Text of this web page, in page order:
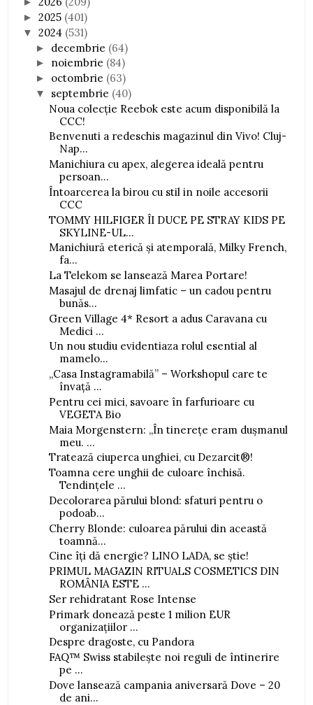
►2025 (401)
▼2024 (531)
► decembrie (64)
► noiembrie (84)
► octombrie (63)
▼ septembrie (40)
Noua colecție Reebok este acum disponibilă la
CCC!
Benvenuti a redeschis magazinul din Vivo! Cluj-
Nap...
Manichiura cu apex, alegerea ideală pentru
persoan...
Întoarcerea la birou cu stil in noile accesorii
CCC
TOMMY HILFIGER ÎI DUCE PE STRAY KIDS PE
SKYLINE-UL...
Manichiură eterică și atemporală, Milky French,
fa...
La Telekom se lansează Marea Portare!
Masajul de drenaj limfatic – un cadou pentru
bunăs...
Green Village 4* Resort a adus Caravana cu
Medici ...
Un nou studiu evidentiaza rolul esential al
mamelo...
„Casa Instagramabilă” – Workshopul care te
învață ...
Pentru cei mici, savoare în farfurioare cu
VEGETA Bio
Maia Morgenstern: „În tinerețe eram dușmanul
meu. ...
Tratează ciuperca unghiei, cu Dezarcit®!
Toamna cere unghii de culoare închisă.
Tendințele ...
Decolorarea părului blond: sfaturi pentru o
podoab...
Cherry Blonde: culoarea părului din această
toamnă...
Cine îți dă energie? LINO LADA, se știe!
PRIMUL MAGAZIN RITUALS COSMETICS DIN
ROMÂNIA ESTE ...
Ser rehidratant Rose Intense
Primark donează peste 1 milion EUR
organizațiilor ...
Despre dragoste, cu Pandora
FAQ™ Swiss stabilește noi reguli de întinerire
pe ...
Dove lansează campania aniversară Dove – 20
de ani...